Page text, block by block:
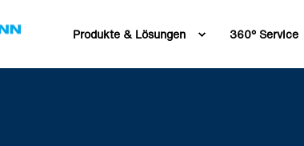
Produkte & Lösungen 360° Service